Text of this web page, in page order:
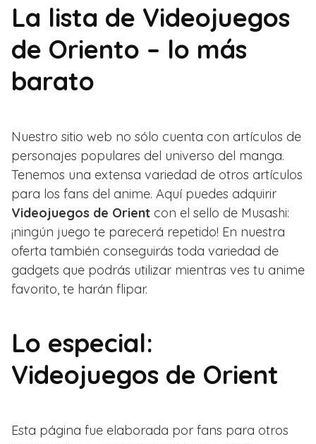
La lista de Videojuegos
de Oriento – lo más
barato
Nuestro sitio web no sólo cuenta con artículos de
personajes populares del universo del manga.
Tenemos una extensa variedad de otros artículos
para los fans del anime. Aquí puedes adquirir
Videojuegos de Orient con el sello de Musashi:
¡ningún juego te parecerá repetido! En nuestra
oferta también conseguirás toda variedad de
gadgets que podrás utilizar mientras ves tu anime
favorito, te harán flipar.
Lo especial:
Videojuegos de Orient
Esta página fue elaborada por fans para otros